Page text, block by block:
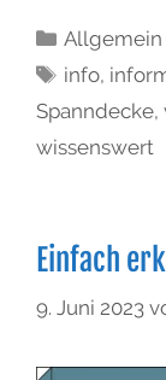
Allgemein
info,
Spanndecke,
wissenswert
Einfach
9. Juni 2023